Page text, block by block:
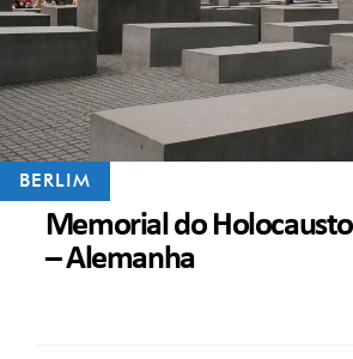
BERLIM
Memorial do
– Alemanha